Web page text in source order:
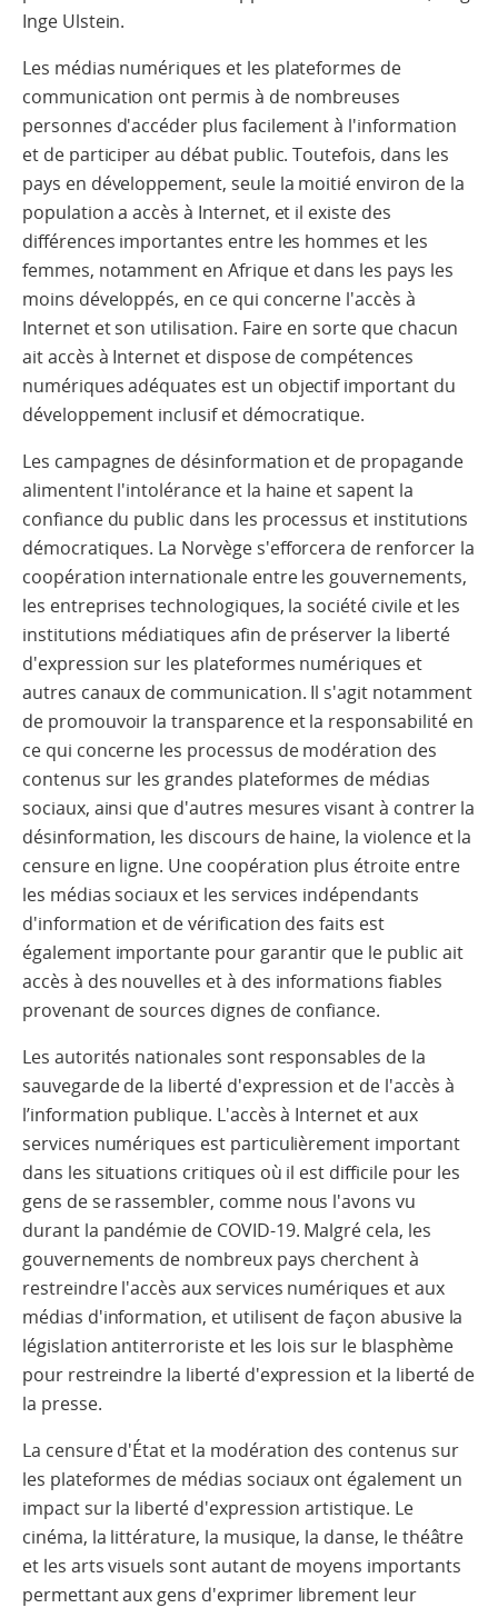
Inge Ulstein.
Les médias numériques et les plateformes de
communication ont permis à de nombreuses
personnes d'accéder plus facilement à l'information
et de participer au débat public. Toutefois, dans les
pays en développement, seule la moitié environ de la
population a accès à Internet, et il existe des
différences importantes entre les hommes et les
femmes, notamment en Afrique et dans les pays les
moins développés, en ce qui concerne l'accès à
Internet et son utilisation. Faire en sorte que chacun
ait accès à Internet et dispose de compétences
numériques adéquates est un objectif important du
développement inclusif et démocratique.
Les campagnes de désinformation et de propagande
alimentent l'intolérance et la haine et sapent la
confiance du public dans les processus et institutions
démocratiques. La Norvège s'efforcera de renforcer la
coopération internationale entre les gouvernements,
les entreprises technologiques, la société civile et les
institutions médiatiques afin de préserver la liberté
d'expression sur les plateformes numériques et
autres canaux de communication. Il s'agit notamment
de promouvoir la transparence et la responsabilité en
ce qui concerne les processus de modération des
contenus sur les grandes plateformes de médias
sociaux, ainsi que d'autres mesures visant à contrer la
désinformation, les discours de haine, la violence et la
censure en ligne. Une coopération plus étroite entre
les médias sociaux et les services indépendants
d'information et de vérification des faits est
également importante pour garantir que le public ait
accès à des nouvelles et à des informations fiables
provenant de sources dignes de confiance.
Les autorités nationales sont responsables de la
sauvegarde de la liberté d'expression et de l'accès à
l’information publique. L'accès à Internet et aux
services numériques est particulièrement important
dans les situations critiques où il est difficile pour les
gens de se rassembler, comme nous l'avons vu
durant la pandémie de COVID-19. Malgré cela, les
gouvernements de nombreux pays cherchent à
restreindre l'accès aux services numériques et aux
médias d'information, et utilisent de façon abusive la
législation antiterroriste et les lois sur le blasphème
pour restreindre la liberté d'expression et la liberté de
la presse.
La censure d'État et la modération des contenus sur
les plateformes de médias sociaux ont également un
impact sur la liberté d'expression artistique. Le
cinéma, la littérature, la musique, la danse, le théâtre
et les arts visuels sont autant de moyens importants
permettant aux gens d'exprimer librement leur